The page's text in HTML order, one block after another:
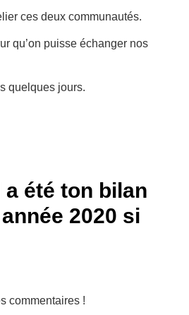
ces deux communautés.
qu’on puisse échanger nos
quelques jours.
a été ton bilan
2020 si
commentaires !